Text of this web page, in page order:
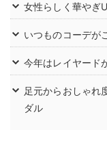
女性らしく華やぎ
いつものコーデが
今年はレイヤード
足元からおしゃれ
ダル